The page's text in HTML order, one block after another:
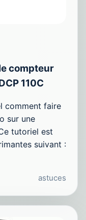
compteur
110C
comment faire
sur une
tutoriel est
suivant :
astuces